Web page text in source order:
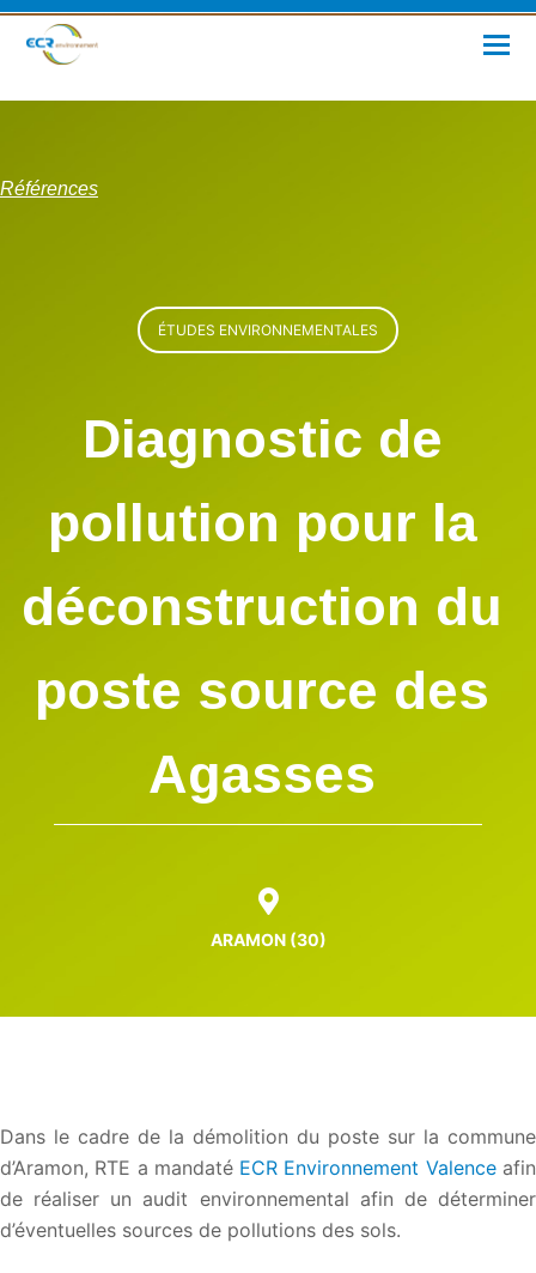
Références
ÉTUDES ENVIRONNEMENTALES
Diagnostic de
pollution pour la
déconstruction du
poste source des
Agasses
ARAMON (30)
Dans le cadre de la démolition du poste sur la commune
d’Aramon, RTE a mandaté ECR Environnement Valenceafin
de réaliser un audit environnemental afin de déterminer
d’éventuelles sources de pollutions des sols.